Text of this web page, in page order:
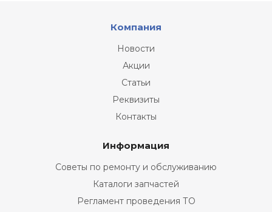
Компания
Новости
Акции
Статьи
Реквизиты
Контакты
Информация
Советы по ремонту и обслуживанию
Каталоги запчастей
Регламент проведения ТО